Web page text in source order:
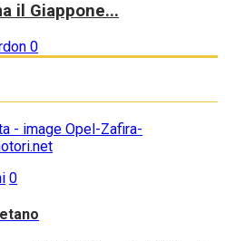
il Giappone...
0
0